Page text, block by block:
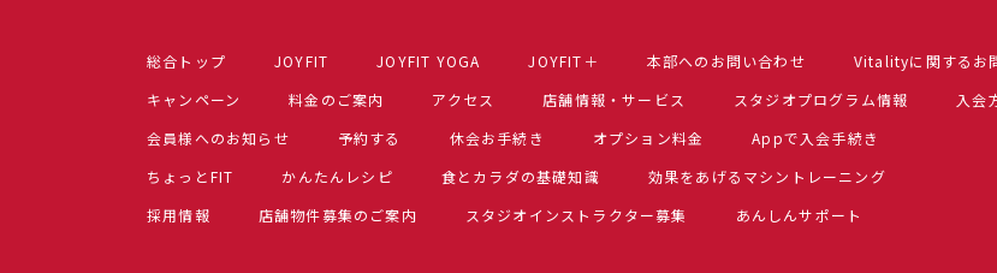
総合トップ JOYFIT JOYFIT YOGA JOYFIT＋ 本部へのお問い合わせ
Vitalityに関するお
キャンペーン
料金のご案内 アクセス 店舗情報・サービス スタジオプログラム情報 入会
会員様へのお知らせ
予約する 休会お手続き オプション料金
Appで入会手続き
ちょっとFIT
かんたんレシピ 食とカラダの基礎知識
効果をあげるマシントレーニング
採用情報
店舗物件募集のご案内 スタジオインストラクター募集 あんしんサポート